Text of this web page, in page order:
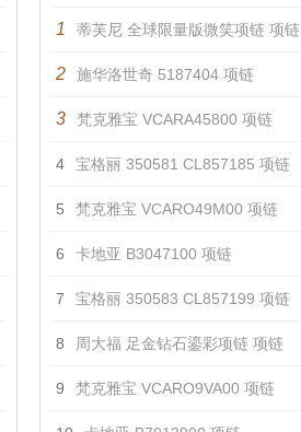
1 蒂芙尼 全球限量版微笑项链 项链
2 施华洛世奇 5187404 项链
3 梵克雅宝 VCARA45800 项链
4 宝格丽 350581 CL857185 项链
5 梵克雅宝 VCARO49M00 项链
6 卡地亚 B3047100 项链
7 宝格丽 350583 CL857199 项链
8 周大福 足金钻石鎏彩项链 项链
9 梵克雅宝 VCARO9VA00 项链